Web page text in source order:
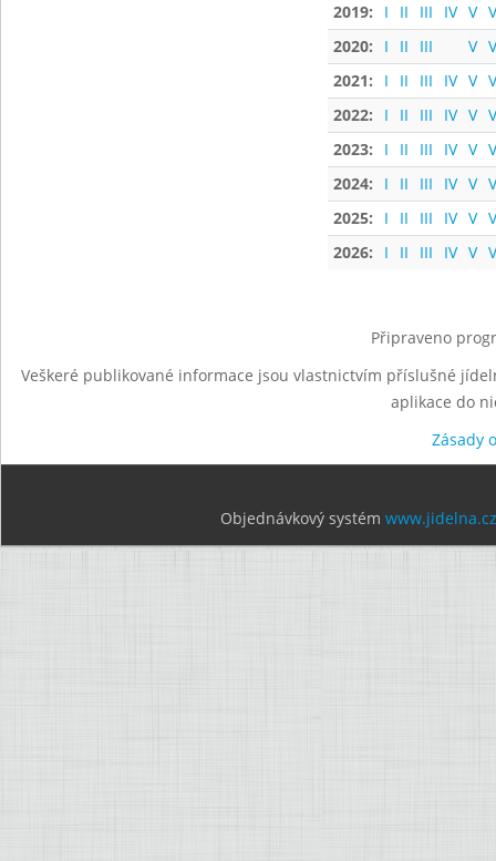
2019:
I II III IV V
2020:
I II III V
2021:
I II III IV V
2022:
I II III IV V
2023:
I II III IV V
2024:
I II III IV V
2025:
I II III IV V
2026:
I II III IV V
Připraveno
Veškeré publikované informace jsou vlastnictvím příslušné
aplikace do
Zásady
Objednávkový systém www.jidelna.cz